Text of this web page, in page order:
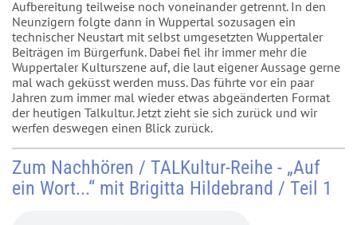
Aufbereitung teilweise noch voneinander getrennt. In den
Neunzigern folgte dann in Wuppertal sozusagen ein
technischer Neustart mit selbst umgesetzten Wuppertaler
Beiträgen im Bürgerfunk. Dabei fiel ihr immer mehr die
Wuppertaler Kulturszene auf, die laut eigener Aussage gerne
mal wach geküsst werden muss. Das führte vor ein paar
Jahren zum immer mal wieder etwas abgeänderten Format
der heutigen Talkultur. Jetzt zieht sie sich zurück und wir
werfen deswegen einen Blick zurück.
Zum Nachhören / TALKultur-Reihe - „Auf
ein Wort...“ mit Brigitta Hildebrand / Teil 1